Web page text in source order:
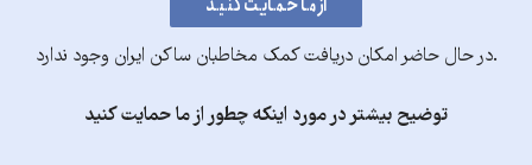
.در حال حاضر امکان دریافت کمک مخاطبان ساکن ایران وجود ندارد
توضیح بیشتر در مورد اینکه چطور از ما حمایت کنید